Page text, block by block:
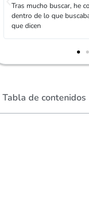
El agente de Adity me
diferentes bancos y se
una hipoteca que me
Tabla de contenidos